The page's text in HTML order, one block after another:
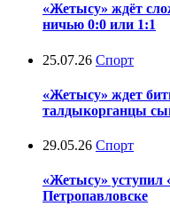
«Жетысу» ждёт
ничью 0:0 или 1:1
25.07.26 Спорт
«Жетысу» ждет
талдыкорганцы
29.05.26 Спорт
«Жетысу»
Петропавловске